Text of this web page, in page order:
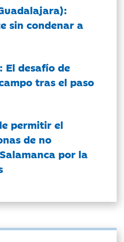
sin condenar a
El desafío de
tras el paso
permitir el
de no
por la